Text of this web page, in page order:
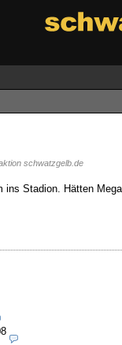
schwatzgelb.de
Stadion. Hätten